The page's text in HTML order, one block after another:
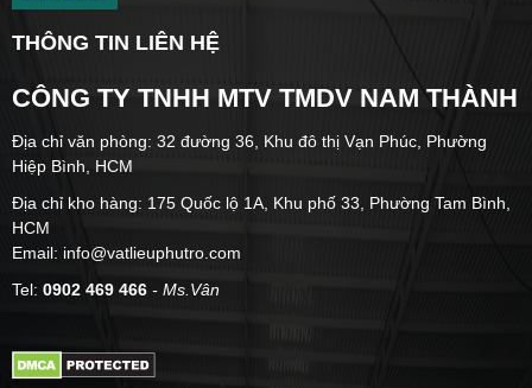
THÔNG TIN LIÊN HỆ
CÔNG TY TNHH MTV TMDV NAM THÀNH
Địa chỉ văn phòng: 32 đường 36, Khu đô thị Vạn Phúc, Phường
Hiệp Bình, HCM
Địa chỉ kho hàng: 175 Quốc lộ 1A, Khu phố 33, Phường Tam Bình,
HCM
Email: info@vatlieuphutro.com
Tel: 0902 469 466 - Ms.Vân